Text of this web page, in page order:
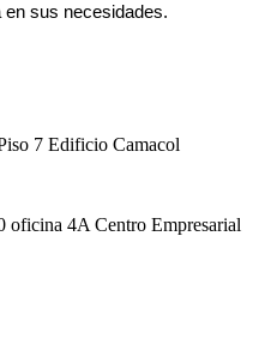
sus necesidades.
7 Edificio Camacol
oficina 4A Centro Empresarial